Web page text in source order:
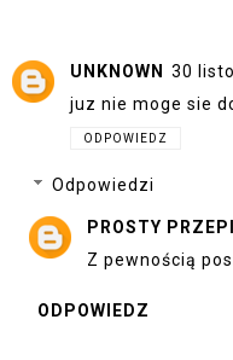
UNKNOWN
30
juz nie moge sie
ODPOWIEDZ
Odpowiedzi
PROSTY
Z pewnością
ODPOWIEDZ